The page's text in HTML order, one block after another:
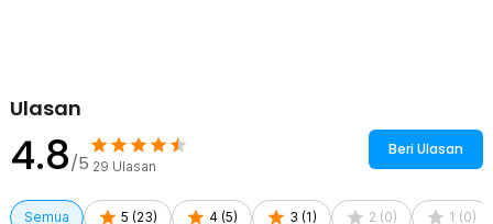
Ulasan
4.8/5 29 Ulasan
Beri Ulasan
Semua 5 (23) 4 (5) 3 (1 ) 2 (0) 1 (0)